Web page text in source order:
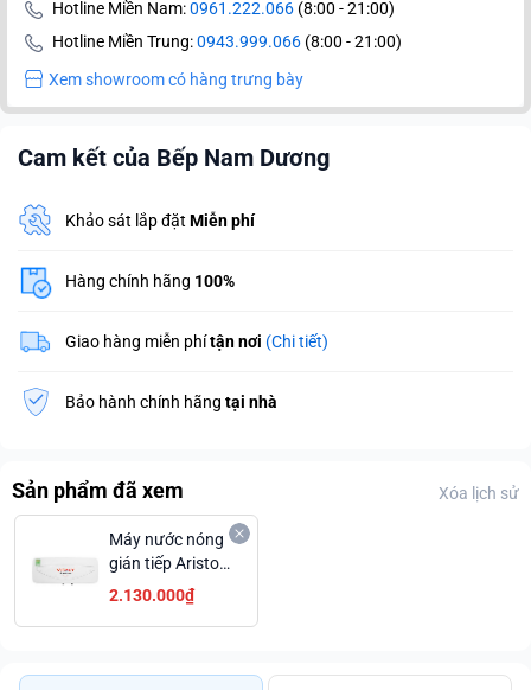
Hotline Miền Nam:0961.222.066 (8:00 - 21:00)
Hotline Miền Trung:0943.999.066 (8:00 - 21:00)
Xem showroom có hàng trưng bày
Cam kết của Bếp Nam Dương
Khảo sát lắp đặt Miễn phí
Hàng chính hãng 100%
Giao hàng miễn phítận nơi (Chi tiết)
Bảo hành chính hãng tại nhà
Sản phẩm đã xem Xóa lịch sử
Máy nước nóng
gián tiếp Ariston
20 lít 2500W
VITALY 20 SLIM
2.130.000₫